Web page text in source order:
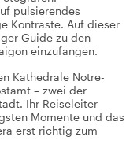
pulsierendes
Kontraste. Auf dieser
Guide zu den
einzufangen.
Kathedrale Notre-
– zwei der
Ihr Reiseleiter
Momente und das
erst richtig zum